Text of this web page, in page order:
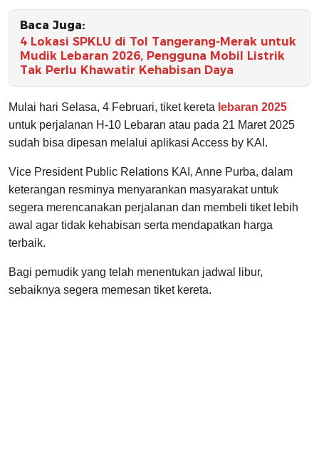
Baca Juga:
4 Lokasi SPKLU di Tol Tangerang-Merak untuk
Mudik Lebaran 2026, Pengguna Mobil Listrik
Tak Perlu Khawatir Kehabisan Daya
Mulai hari Selasa, 4 Februari, tiket kereta lebaran 2025
untuk perjalanan H-10 Lebaran atau pada 21 Maret 2025
sudah bisa dipesan melalui aplikasi Access by KAI.
Vice President Public Relations KAI, Anne Purba, dalam
keterangan resminya menyarankan masyarakat untuk
segera merencanakan perjalanan dan membeli tiket lebih
awal agar tidak kehabisan serta mendapatkan harga
terbaik.
Bagi pemudik yang telah menentukan jadwal libur,
sebaiknya segera memesan tiket kereta.